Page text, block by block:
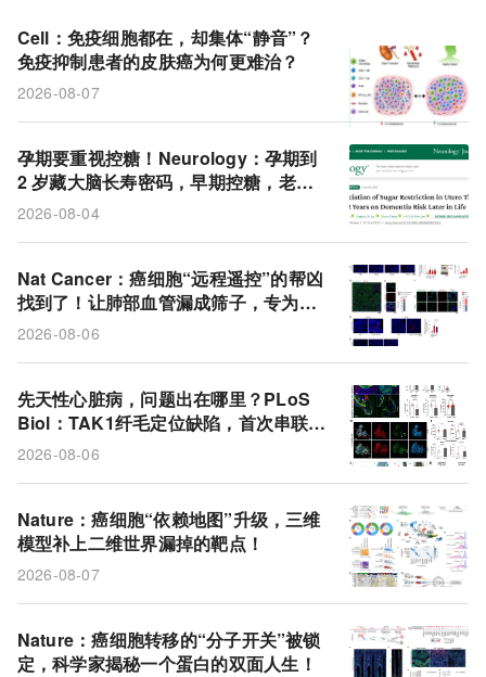
抗体偶联药物
XJ-4-85 大脑灰质
额叶
抑郁症
ZFP36L2
类器官
大脑
膳食指南 细胞外囊泡
痴呆症
非黑色素瘤皮肤癌
巨噬细胞
白介素-6 脂质囊泡
DepMap
癌细胞系
PD-1 斑马鱼
TAK1基因
整合素α5
先天性心脏病 临床试验 胰腺癌
Cell：免疫细胞都在，却集体“静音”？
免疫抑制患者的皮肤癌为何更难治？
2026-08-07
孕期要重视控糖！Neurology：孕期到
2 岁藏大脑长寿密码，早期控糖，老年
痴呆晚来近 3 年
2026-08-04
Nat Cancer：癌细胞“远程遥控”的帮凶
找到了！让肺部血管漏成筛子，专为转
移开道
2026-08-06
先天性心脏病，问题出在哪里？PLoS
Biol：TAK1纤毛定位缺陷，首次串联起
先心病+多系统畸形的统一通路
2026-08-06
Nature：癌细胞“依赖地图”升级，三维
模型补上二维世界漏掉的靶点！
2026-08-07
Nature：癌细胞转移的“分子开关”被锁
定，科学家揭秘一个蛋白的双面人生！